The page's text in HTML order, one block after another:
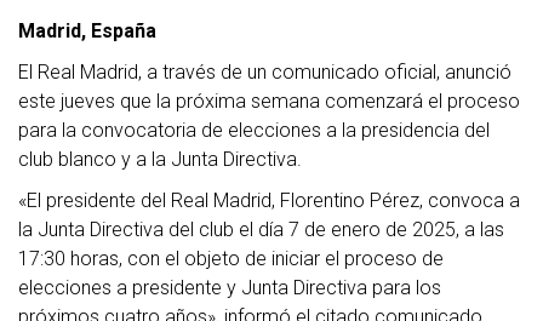
Madrid, España
El Real Madrid, a través de un comunicado oficial, anunció
este jueves que la próxima semana comenzará el proceso
para la convocatoria de elecciones a la presidencia del
club blanco y a la Junta Directiva.
«El presidente del Real Madrid, Florentino Pérez, convoca a
la Junta Directiva del club el día 7 de enero de 2025, a las
17:30 horas, con el objeto de iniciar el proceso de
elecciones a presidente y Junta Directiva para los